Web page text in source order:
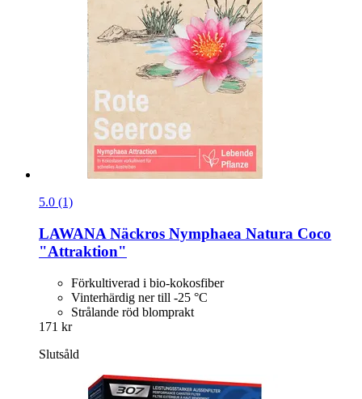
5.0 (1)
LAWANA Näckros Nymphaea Natura Coco
"Attraktion"
Förkultiverad i bio-kokosfiber
Vinterhärdig ner till -25 °C
Strålande röd blomprakt
171 kr
Slutsåld